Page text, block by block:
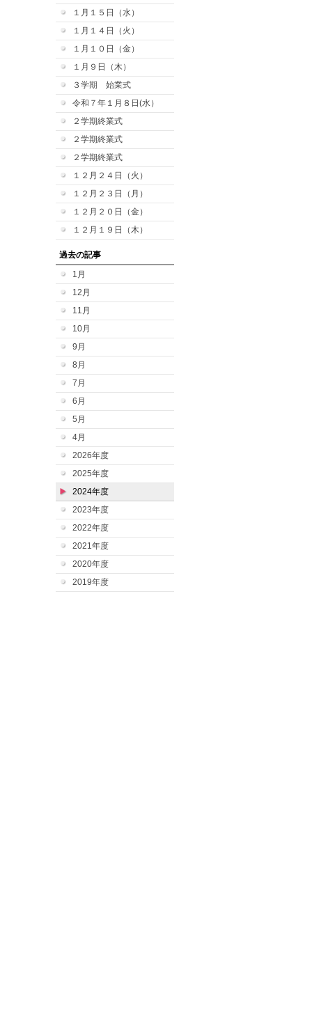
１月１５日（水）
１月１４日（火）
１月１０日（金）
１月９日（木）
３学期 始業式
令和７年１月８日(水）
２学期終業式
２学期終業式
２学期終業式
１２月２４日（火）
１２月２３日（月）
１２月２０日（金）
１２月１９日（木）
過去の記事
1月
12月
11月
10月
9月
8月
7月
6月
5月
4月
2026年度
2025年度
2024年度
2023年度
2022年度
2021年度
2020年度
2019年度